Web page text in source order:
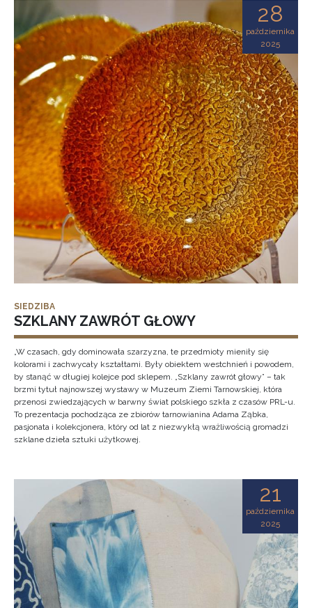
28
października
2025
SIEDZIBA
SZKLANY ZAWRÓT GŁOWY
„W czasach, gdy dominowała szarzyzna, te przedmioty mieniły się
kolorami i zachwycały kształtami. Były obiektem westchnień i powodem,
by stanąć w długiej kolejce pod sklepem. „Szklany zawrót głowy” – tak
brzmi tytuł najnowszej wystawy w Muzeum Ziemi Tarnowskiej, która
przenosi zwiedzających w barwny świat polskiego szkła z czasów PRL-u.
To prezentacja pochodząca ze zbiorów tarnowianina Adama Ząbka,
pasjonata i kolekcjonera, który od lat z niezwykłą wrażliwością gromadzi
szklane dzieła sztuki użytkowej.
21
października
2025